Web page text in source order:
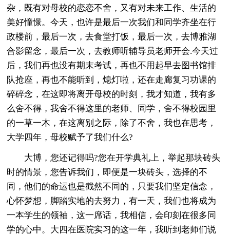
杂，既有对母校的恋恋不舍，又有对未来工作、生活的
美好憧憬。今天，也许是最后一次我们和同学齐坐在行
政楼前，最后一次，去食堂打饭，最后一次，去博雅湖
合影留念，最后一次，去教师听辅导员老师开会.今天过
后，我们再也没有期末考试，再也不用起早去图书馆排
队抢座，再也不能听到，熄灯啦，还在走廊复习功课的
碎碎念，在这即将离开母校的时刻，我才知道，我有多
么舍不得，我舍不得这里的老师、同学，舍不得校园里
的一草一木，在这离别之际，除了不舍，我也在思考，
大学四年，母校赋予了我们什么?
大博，您还记得吗?您在开学典礼上，举起那块砖头
时的情景，您告诉我们，即便是一块砖头，选择的不
同，他们的命运也是截然不同的，只要我们坚定信念，
心怀梦想，脚踏实地的去努力，有一天，我们也将成为
一本学生的领袖，这一席话，我相信，会印刻在很多同
学的心中。大四在医院实习的这一年，我听到老师们说